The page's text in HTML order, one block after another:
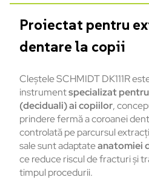
Proiectat pentru
dentare la copii
Cleștele SCHMIDT DK111R
instrumentspecializat
(deciduali) ai copiilor,
prindere fermă a coroanei
controlată pe parcursul
sale sunt adaptateanatomiei
ce reduce riscul de fracturi și
timpul procedurii.